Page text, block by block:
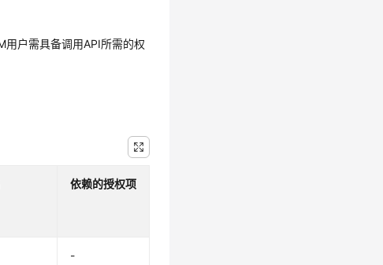
用户需具备调用API所需的权
依赖的授权项
-